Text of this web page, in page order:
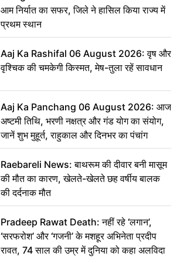
आम निर्यात का सफर, जिले ने हासिल किया राज्य में
प्रथम स्थान
Aaj Ka Rashifal 06 August 2026: वृष और
वृश्चिक की चमकेगी किस्मत, मेष-तुला रहें सावधान
Aaj Ka Panchang 06 August 2026: आज
अष्टमी तिथि, भरणी नक्षत्र और गंड योग का संयोग,
जानें शुभ मुहूर्त, राहुकाल और दिनभर का पंचांग
Raebareli News: बाथरूम की दीवार बनी मासूम
की मौत का कारण, खेलते-खेलते छह वर्षीय बालक
की दर्दनाक मौत
Pradeep Rawat Death: नहीं रहे ‘लगान’,
‘सरफरोश’ और ‘गजनी’ के मशहूर अभिनेता प्रदीप
रावत, 74 साल की उम्र में दुनिया को कहा अलविदा